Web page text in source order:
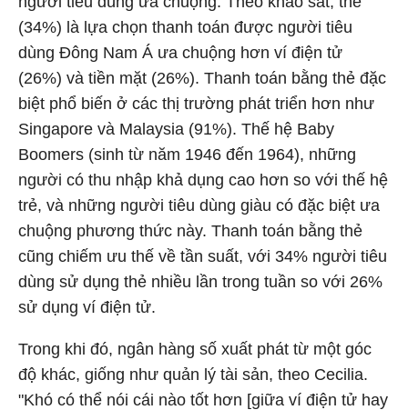
(34%) là lựa chọn thanh toán được người tiêu
dùng Đông Nam Á ưa chuộng hơn ví điện tử
(26%) và tiền mặt (26%). Thanh toán bằng thẻ đặc
biệt phổ biến ở các thị trường phát triển hơn như
Singapore và Malaysia (91%). Thế hệ Baby
Boomers (sinh từ năm 1946 đến 1964), những
người có thu nhập khả dụng cao hơn so với thế hệ
trẻ, và những người tiêu dùng giàu có đặc biệt ưa
chuộng phương thức này. Thanh toán bằng thẻ
cũng chiếm ưu thế về tần suất, với 34% người tiêu
dùng sử dụng thẻ nhiều lần trong tuần so với 26%
sử dụng ví điện tử.
Trong khi đó, ngân hàng số xuất phát từ một góc
độ khác, giống như quản lý tài sản, theo Cecilia.
"Khó có thể nói cái nào tốt hơn [giữa ví điện tử hay